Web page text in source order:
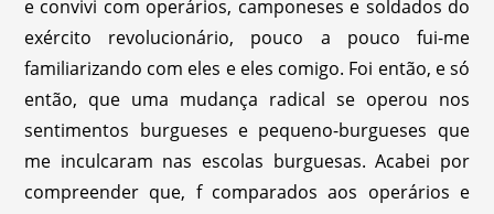
e convivi com operários, camponeses e soldados do
exército revolucionário, pouco a pouco fui-me
familiarizando com eles e eles comigo. Foi então, e só
então, que uma mudança radical se operou nos
sentimentos burgueses e pequeno-burgueses que
me inculcaram nas escolas burguesas. Acabei por
compreender que, f comparados aos operários e